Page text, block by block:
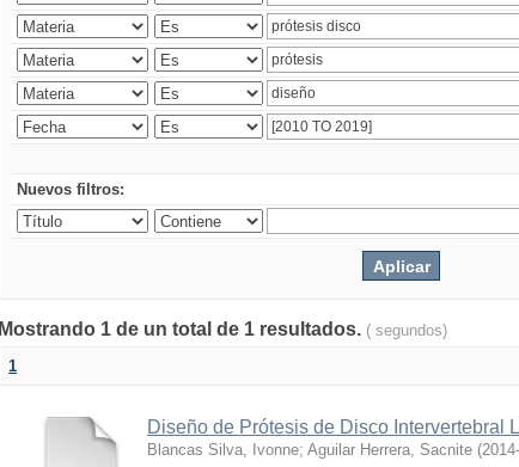
Nuevos filtros:
Mostrando 1 de un total de 1 resultados. ( segundos)
1
Diseño de Prótesis de Disco Intervertebral
Blancas Silva, Ivonne; Aguilar Herrera, Sacnite (